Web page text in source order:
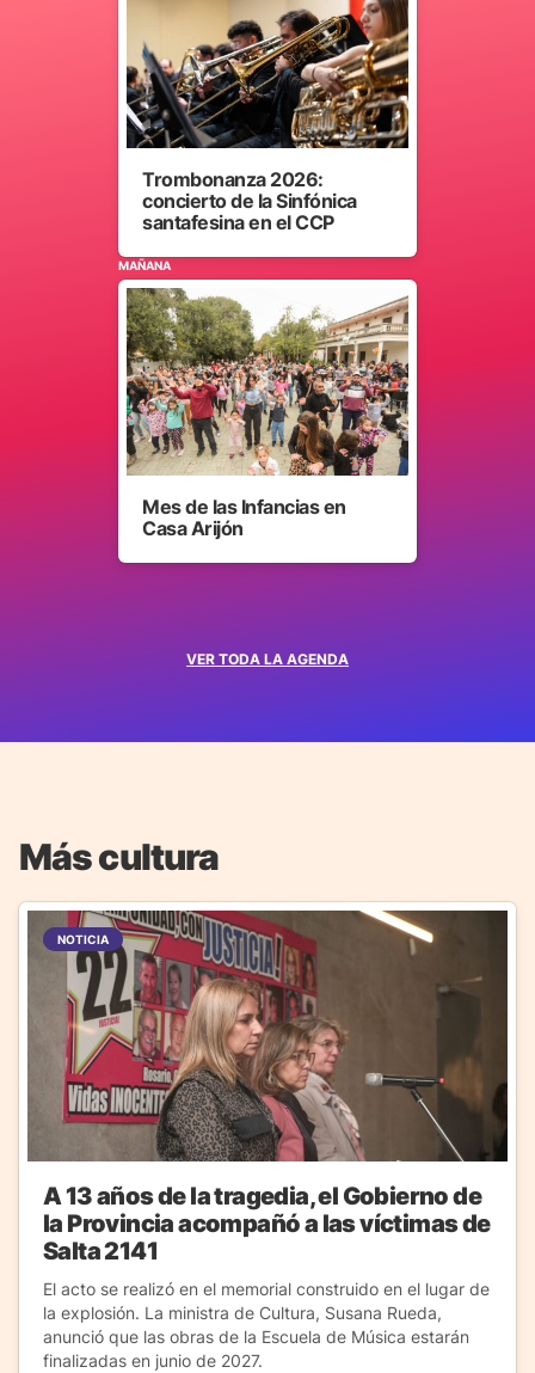
VER TODA LA AGENDA
Trombonanza 2026:
concierto de la Sinfónica
santafesina en el CCP
MAÑANA
Mes de las Infancias en
Casa Arijón
Más cultura
NOTICIA
A 13 años de la tragedia, el Gobierno de
la Provincia acompañó a las víctimas de
Salta 2141
El acto se realizó en el memorial construido en el lugar de
la explosión. La ministra de Cultura, Susana Rueda,
anunció que las obras de la Escuela de Música estarán
finalizadas en junio de 2027.